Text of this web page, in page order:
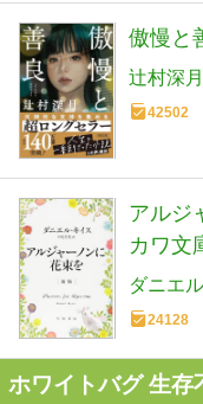
傲慢と
辻村深月
42502
アルジ
カワ文
ダニエ
24128
ホワイトバグ 生存